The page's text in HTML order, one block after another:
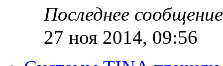
Последнее
27 ноя 2014, 09:56